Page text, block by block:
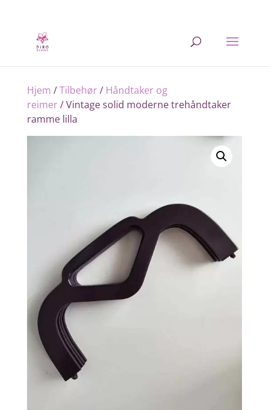
Hjem /Tilbehør/ Håndtaker og
reimer/ Vintage solid moderne trehåndtaker
ramme lilla